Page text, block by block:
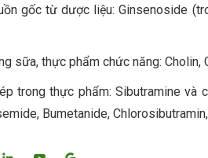
gốc từ dược liệu: Ginsenoside
sữa, thực phẩm chức năng: Cholin,
trong thực phẩm: Sibutramine và
Bumetanide,